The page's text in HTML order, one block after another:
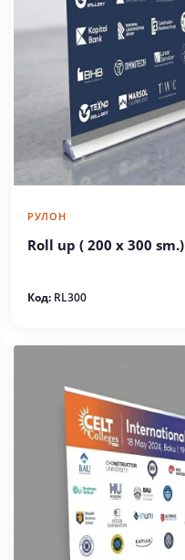
РУЛОН
Roll up ( 200 x 300 sm.)
Код: RL300